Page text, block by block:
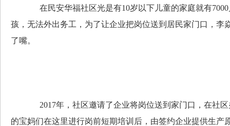
在民安华福社区光是有10岁以下儿童的家庭就有7000
孩，无法外出务工，为了让企业把岗位送到居民家门口，李
了嘴。
2017年，社区邀请了企业将岗位送到家门口，在社区
的宝妈们在这里进行岗前短期培训后，由签约企业提供生产